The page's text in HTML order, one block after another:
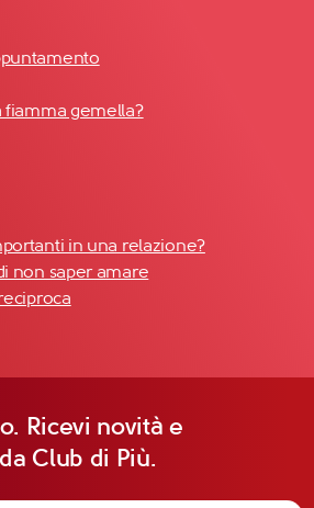
fiamma gemella?
in una relazione?
non saper amare
Ricevi novità e
Club di Più.